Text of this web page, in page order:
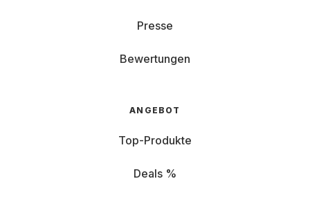
Presse
Bewertungen
ANGEBOT
Top-Produkte
Deals %